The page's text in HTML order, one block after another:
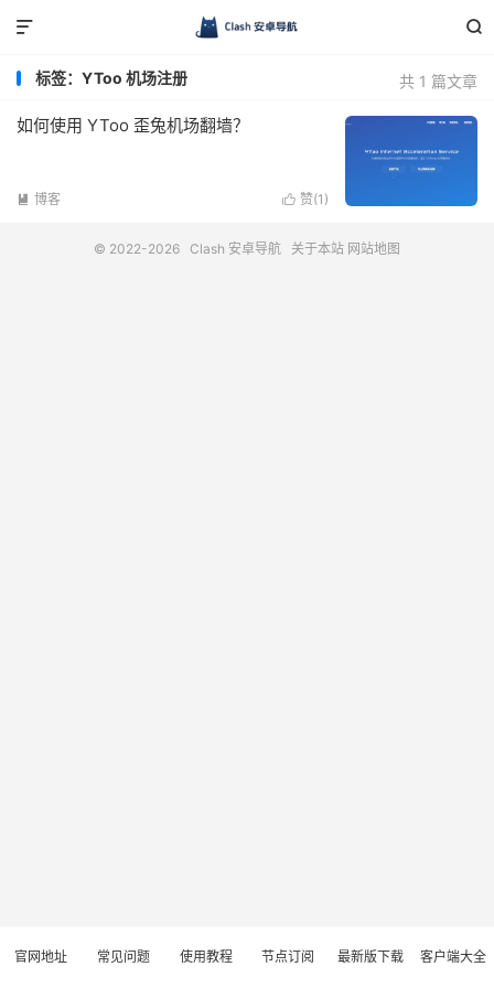


共 1 篇文章
标签：YToo 机场注册
如何使用 YToo 歪兔机场翻墙？
 赞(1 )
 博客
© 2022-2026 Clash 安卓导航 关于本站 网站地图
官网地址 常见问题 使用教程 节点订阅 最新版下载 客户端大全